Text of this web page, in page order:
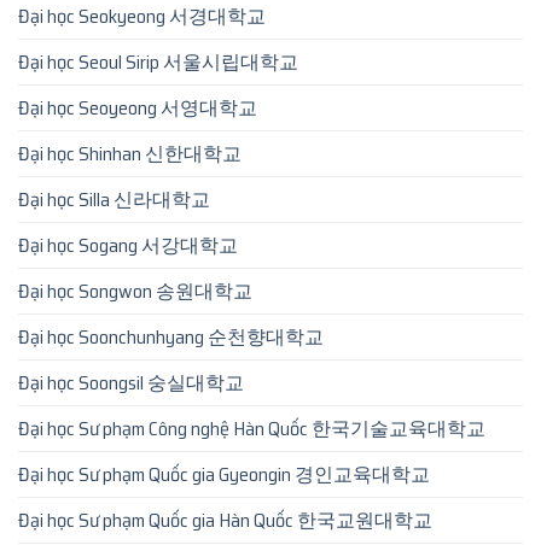
Đại học Seokyeong 서경대학교
Đại học Seoul Sirip 서울시립대학교
Đại học Seoyeong 서영대학교
Đại học Shinhan 신한대학교
Đại học Silla 신라대학교
Đại học Sogang 서강대학교
Đại học Songwon 송원대학교
Đại học Soonchunhyang 순천향대학교
Đại học Soongsil 숭실대학교
Đại học Sư phạm Công nghệ Hàn Quốc 한국기술교육대학교
Đại học Sư phạm Quốc gia Gyeongin 경인교육대학교
Đại học Sư phạm Quốc gia Hàn Quốc 한국교원대학교